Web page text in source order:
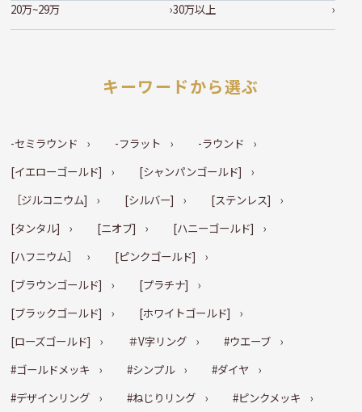
20万~29万
30万以上
キーワードから選ぶ
-セミラウンド -フラット
-ラウンド
[イエローゴールド]
[シャンパンゴールド]
［ジルコニウム]
[シルバー]
[ステンレス]
[タンタル]
[ニオブ]
[ハニーゴールド]
[ハフニウム］
[ピンクゴールド]
[ブラウンゴールド]
[プラチナ]
[ブラックゴールド]
[ホワイトゴールド]
[ローズゴールド]
＃V字リング
#ウエーブ
#ゴールドメッキ
#シンプル
#ダイヤ
#デザインリング
#ねじりリング
#ピンクメッキ